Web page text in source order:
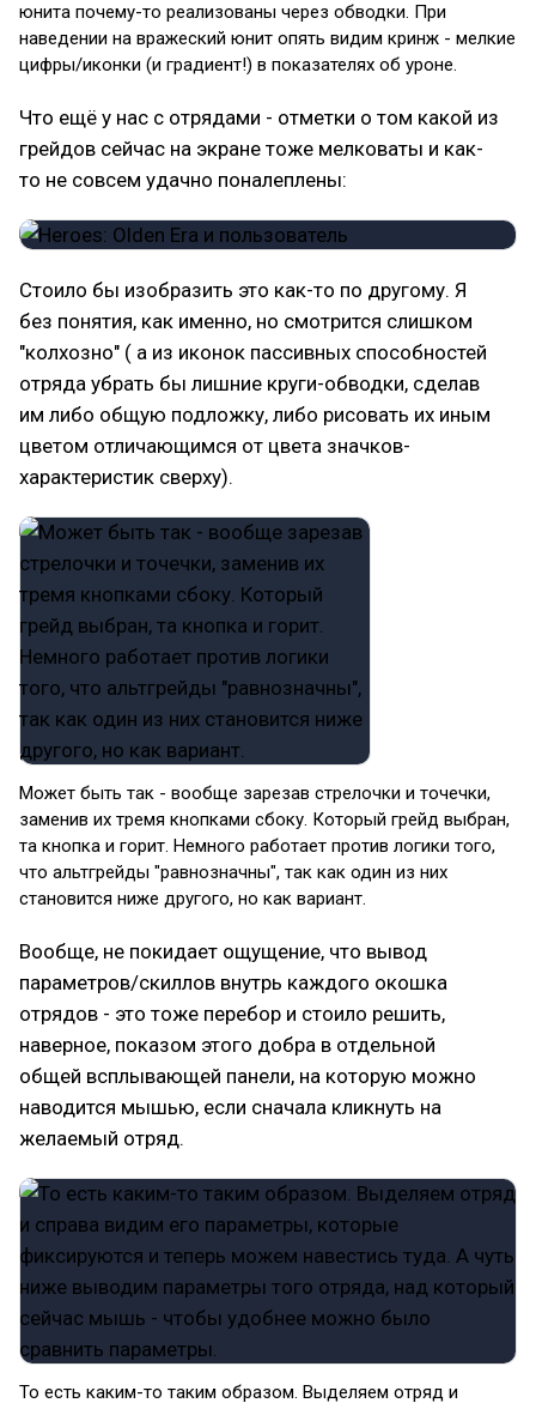
юнита почему-то реализованы через обводки. При
наведении на вражеский юнит опять видим кринж - мелкие
цифры/иконки (и градиент!) в показателях об уроне.
Что ещё у нас с отрядами - отметки о том какой из
грейдов сейчас на экране тоже мелковаты и как-
то не совсем удачно поналеплены:
Стоило бы изобразить это как-то по другому. Я
без понятия, как именно, но смотрится слишком
"колхозно" ( а из иконок пассивных способностей
отряда убрать бы лишние круги-обводки, сделав
им либо общую подложку, либо рисовать их иным
цветом отличающимся от цвета значков-
характеристик сверху).
Может быть так - вообще зарезав стрелочки и точечки,
заменив их тремя кнопками сбоку. Который грейд выбран,
та кнопка и горит. Немного работает против логики того,
что альтгрейды "равнозначны", так как один из них
становится ниже другого, но как вариант.
Вообще, не покидает ощущение, что вывод
параметров/скиллов внутрь каждого окошка
отрядов - это тоже перебор и стоило решить,
наверное, показом этого добра в отдельной
общей всплывающей панели, на которую можно
наводится мышью, если сначала кликнуть на
желаемый отряд.
То есть каким-то таким образом. Выделяем отряд и